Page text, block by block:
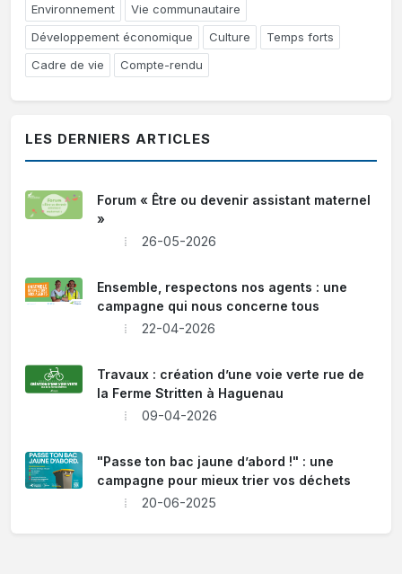
Environnement
Vie communautaire
Développement économique
Culture
Temps forts
Cadre de vie
Compte-rendu
LES DERNIERS ARTICLES
Forum « Être ou devenir assistant maternel
»
26-05-2026
Ensemble, respectons nos agents : une
campagne qui nous concerne tous
22-04-2026
Travaux : création d’une voie verte rue de
la Ferme Stritten à Haguenau
09-04-2026
"Passe ton bac jaune d’abord !" : une
campagne pour mieux trier vos déchets
20-06-2025